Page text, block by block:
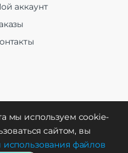
аккаунт
мы используем cookie-
сайтом, вы
файлов